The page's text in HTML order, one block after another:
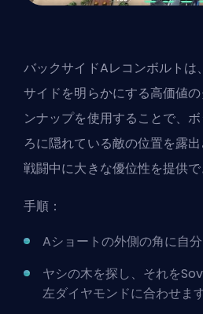
バックサイドAレコンボルトは
サイドを明らかにする高価値
ンナップを使用することで、
ろに隠れている敵の位置を露
戦闘中に大きな優位性を提供で
手順：
Aショートの外側の角に自
ヤシの木を探し、それを
左ダイヤモンドに合わせます